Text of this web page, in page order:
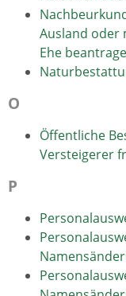
Ausland oder
Ehe
O
Öffentliche
Versteigerer
P